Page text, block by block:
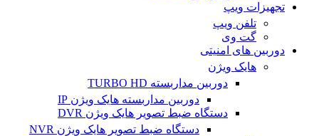
تجهیزات ویپ
تلفن ویپ
گت وی
دوربین های امنیتی
هایک ویژن
دوربین مداربسته TURBO HD
دوربین مداربسته هایک ویژن IP
دستگاه ضبط تصویر هایک ویژن DVR
دستگاه ضبط تصویر هایک ویژن NVR